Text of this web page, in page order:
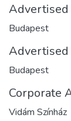
Advertised
Budapest
Advertised
Budapest
Corporate
Vidám Színház